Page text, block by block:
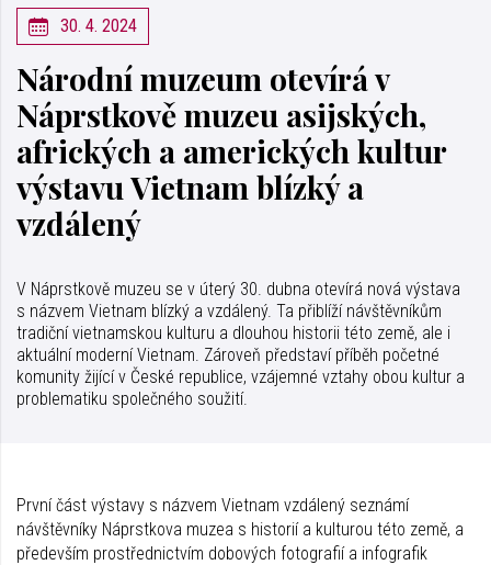
30. 4. 2024
Národní muzeum otevírá v
Náprstkově muzeu asijských,
afrických a amerických kultur
výstavu Vietnam blízký a
vzdálený
V Náprstkově muzeu se v úterý 30. dubna otevírá nová výstava
s názvem Vietnam blízký a vzdálený. Ta přiblíží návštěvníkům
tradiční vietnamskou kulturu a dlouhou historii této země, ale i
aktuální moderní Vietnam. Zároveň představí příběh početné
komunity žijící v České republice, vzájemné vztahy obou kultur a
problematiku společného soužití.
První část výstavy s názvem Vietnam vzdálený seznámí
návštěvníky Náprstkova muzea s historií a kulturou této země, a
především prostřednictvím dobových fotografií a infografik